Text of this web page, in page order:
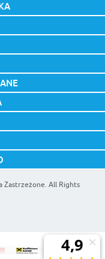
Zastrzeżone. All Rights